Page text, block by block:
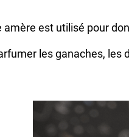
amère est utilisé pour
les ganaches, les